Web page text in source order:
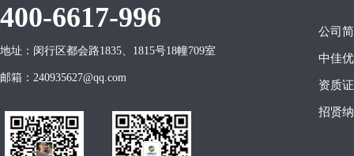
400-6617-996
地址：闵行区都会路1835、1815号18幢709室
邮箱：240935627@qq.com
公司
中佳
资质
招贤